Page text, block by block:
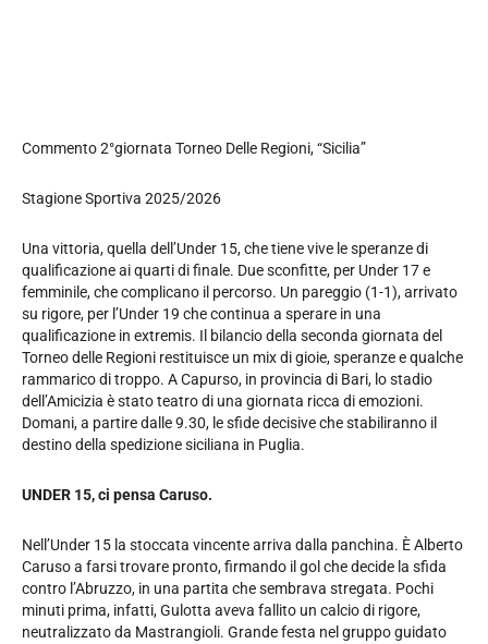
Commento 2°giornata Torneo Delle Regioni, “Sicilia”
Stagione Sportiva 2025/2026
Una vittoria, quella dell’Under 15, che tiene vive le speranze di
qualificazione ai quarti di finale. Due sconfitte, per Under 17 e
femminile, che complicano il percorso. Un pareggio (1-1), arrivato
su rigore, per l’Under 19 che continua a sperare in una
qualificazione in extremis. Il bilancio della seconda giornata del
Torneo delle Regioni restituisce un mix di gioie, speranze e qualche
rammarico di troppo. A Capurso, in provincia di Bari, lo stadio
dell’Amicizia è stato teatro di una giornata ricca di emozioni.
Domani, a partire dalle 9.30, le sfide decisive che stabiliranno il
destino della spedizione siciliana in Puglia.
UNDER 15,ci pensa Caruso.
Nell’Under 15 la stoccata vincente arriva dalla panchina. È Alberto
Caruso a farsi trovare pronto, firmando il gol che decide la sfida
contro l’Abruzzo, in una partita che sembrava stregata. Pochi
minuti prima, infatti, Gulotta aveva fallito un calcio di rigore,
neutralizzato da Mastrangioli. Grande festa nel gruppo guidato